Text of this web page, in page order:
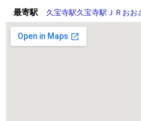
最寄駅
久宝寺駅久宝寺駅 ＪＲおお